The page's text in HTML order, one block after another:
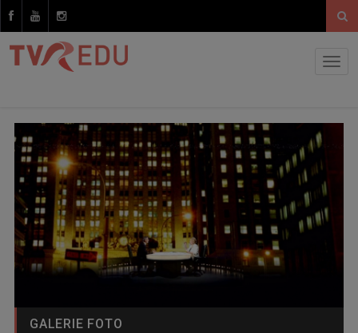
GALERIE FOTO